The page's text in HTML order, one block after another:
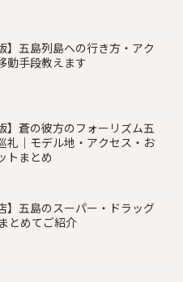
】五島列島への行き方・アク
動手段教えます
】蒼の彼方のフォーリズム五
礼｜モデル地・アクセス・お
トまとめ
】五島のスーパー・ドラッグ
とめてご紹介